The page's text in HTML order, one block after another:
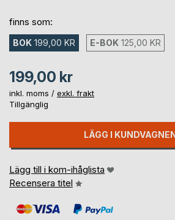
finns som:
BOK 199,00 KR E-BOK 125,00 KR
199,00 kr
inkl. moms / exkl. frakt
Tillgänglig
LÄGG I
Lägg till i kom-ihåglista
Recensera titel